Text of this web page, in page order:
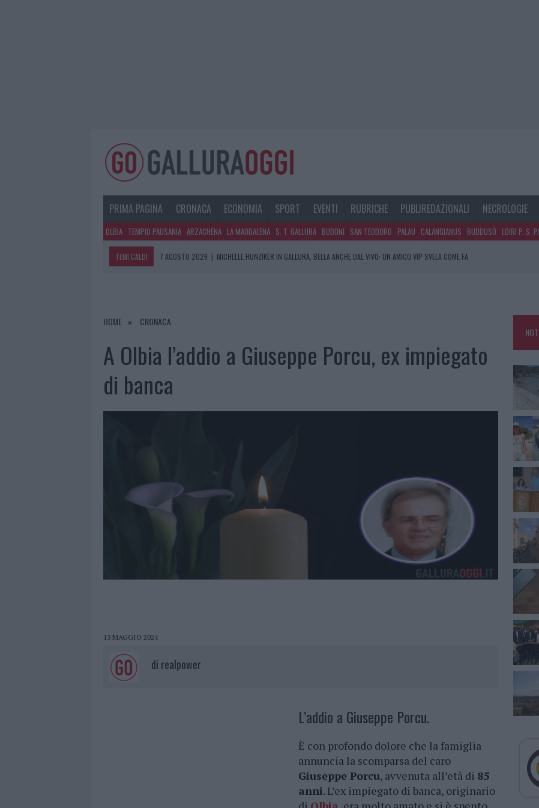
PRIMA PAGINA CRONACA ECONOMIA SPORT EVENTI RUBRICHE PUBLIREDAZIONALI NECROLOGIE
OLBIA TEMPIO PAUSANIA ARZACHENA LA MADDALENA S. T. GALLURA BUDONI SAN TEODORO PALAU CALANGIANUS BUDDUSÒ LOIRI P. S.
TEMI CALDI 7 AGOSTO 2026 | MICHELLE HUNZIKER IN GALLURA, BELLA ANCHE DAL VIVO: UN AMICO VIP SVELA COME FA
7 AGOSTO 2026
|
HOME CRONACA
A Olbia l’addio a Giuseppe Porcu, ex impiegato
di banca
13 MAGGIO 2024
di realpower
L’addio a Giuseppe Porcu.
È con profondo dolore che la famiglia
annuncia la scomparsa del caro
Giuseppe Porcu, avvenuta all’età di 85
anni. L’ex impiegato di banca, originario